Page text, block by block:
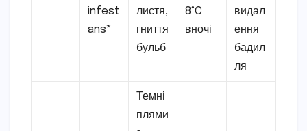
infest
ans*
листя,
гниття
бульб
8°C
вночі
видал
ення
бадил
ля
Темні
плями